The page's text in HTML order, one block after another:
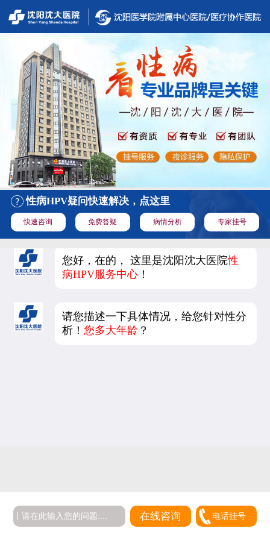
性病HPV疑问快速解决，点这里
快速咨询 免费答疑 病情分析 专家挂号
您好，在的， 这里是沈阳沈大医院性
病HPV服务中心 ！
请您描述一下具体情况，给您针对性分
析！您多大年龄 ？
在线咨询 电话挂号